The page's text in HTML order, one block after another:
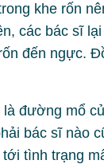
khe rốn
các bác sĩ
đến ngực.
đường mổ
bác sĩ nào
tình trạng